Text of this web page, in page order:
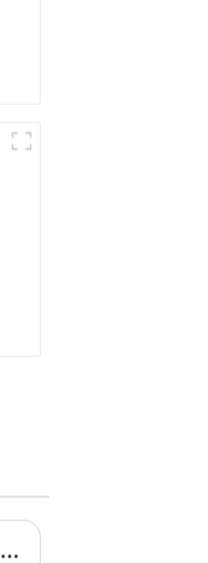
De tweede fase van het Qihe (International) Shiitake Mushroom Technical Training Center werft nieuwe medewerkers!